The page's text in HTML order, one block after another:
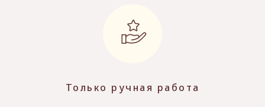
Только ручная работа